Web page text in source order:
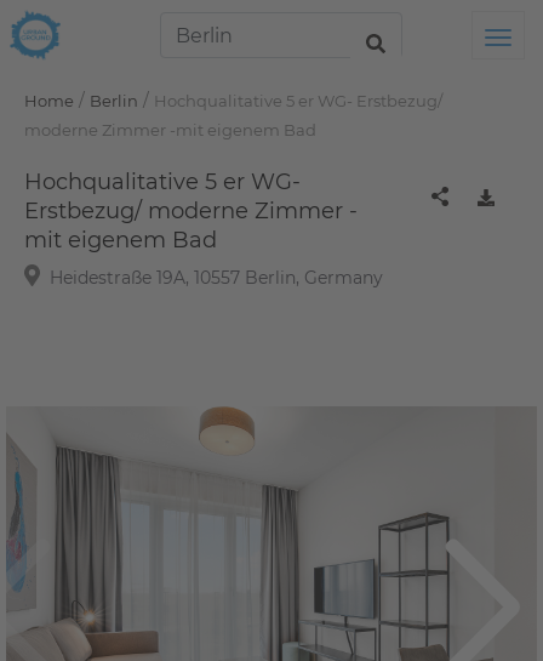
Home / Berlin / Hochqualitative 5 er WG- Erstbezug/
moderne Zimmer -mit eigenem Bad
Hochqualitative 5 er WG-
Erstbezug/ moderne Zimmer -
mit eigenem Bad
Heidestraße 19A, 10557 Berlin, Germany